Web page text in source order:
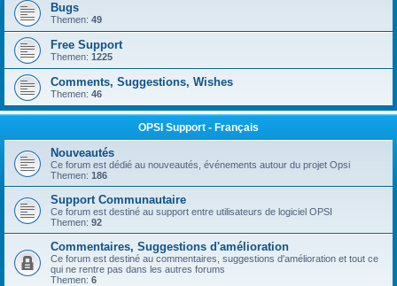
Bugs
Themen: 49
Free Support
Themen: 1225
Comments, Suggestions, Wishes
Themen: 46
OPSI Support - Français
Nouveautés
Ce forum est dédié au nouveautés, événements autour du projet Opsi
Themen: 186
Support Communautaire
Ce forum est destiné au support entre utilisateurs de logiciel OPSI
Themen: 92
Commentaires, Suggestions d'amélioration
Ce forum est destiné au commentaires, suggestions d'amélioration et tout ce
qui ne rentre pas dans les autres forums
Themen: 6